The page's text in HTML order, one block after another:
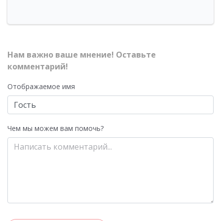
Нам важно ваше мнение! Оставьте
комментарий!
Отображаемое имя
Чем мы можем вам помочь?